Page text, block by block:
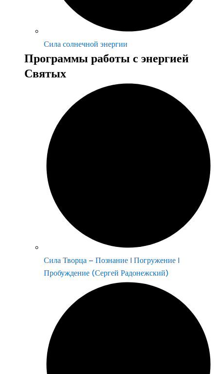
Сила солнечной энергии
Программы работы с энергией
Святых
Сила Творца – Познание | Погружение |
Пробуждение (Сергей Радонежский)